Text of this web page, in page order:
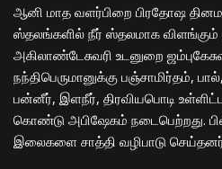
ஆனி மாத வளர்பிறை பிரதோஷ
ஸ்தலங்களில் நீர் ஸ்தலமாக விளங்கும்
அகிலாண்டேசுவரி உடனுறை
நந்திபெருமானுக்கு பஞ்சாமிர்தம்,
பன்னீர், இளநீர், திரவியபொடி
கொண்டு அபிஷேகம் நடைபெற்றது.
இலைகளை சாத்தி வழிபாடு